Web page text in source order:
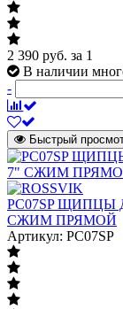
2 390 руб. за 1
В наличии
-
Быстрый
PC07SP ЩИПЦЫ
СЖИМ ПРЯМОЙ
Артикул: PC07SP